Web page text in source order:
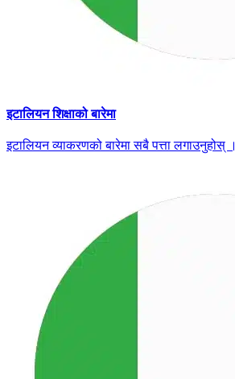
इटालियन शिक्षाको बारेमा
इटालियन व्याकरणको बारेमा सबै पत्ता लगाउनुहोस् ।